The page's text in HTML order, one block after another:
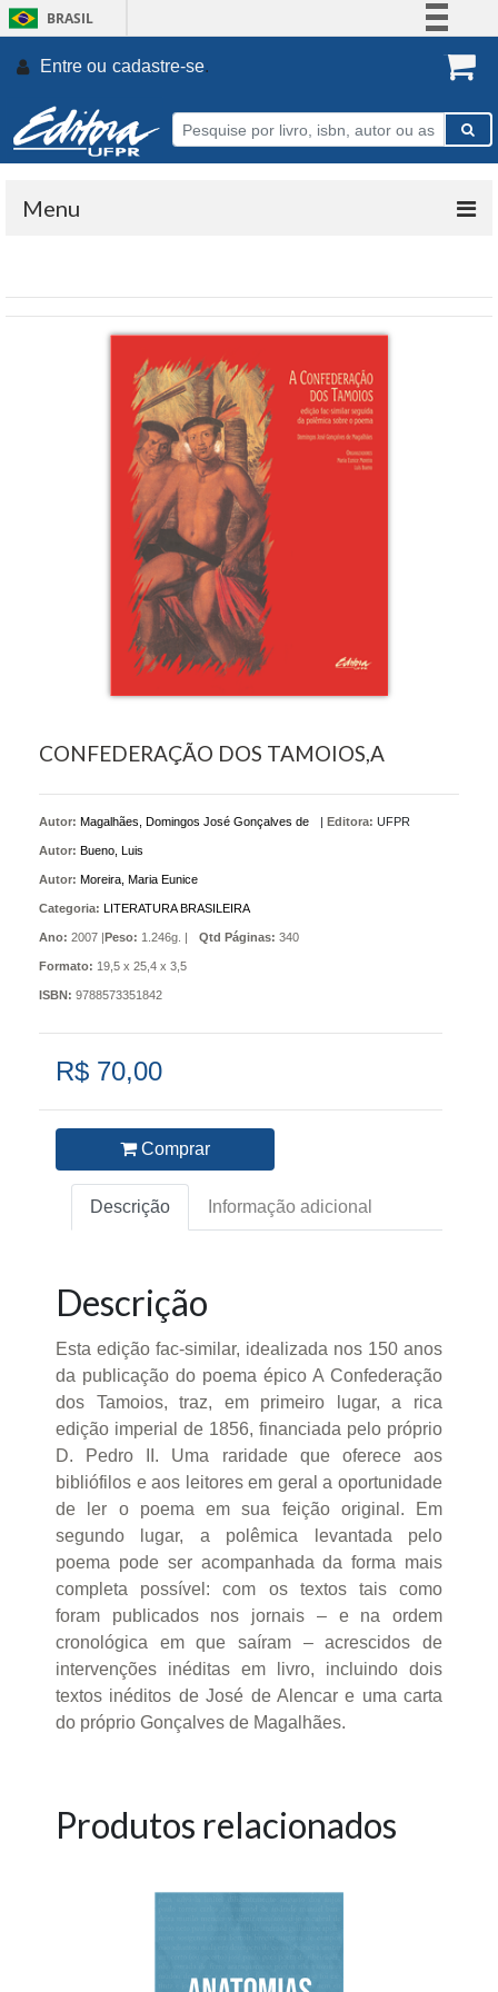
BRASIL
Participe
Entre ou cadastre-se.
Menu
CONFEDERAÇÃO DOS TAMOIOS,A
Autor: Magalhães, Domingos José Gonçalves de
Autor: Bueno, Luis
Autor: Moreira, Maria Eunice
Editora: UFPR
Categoria: LITERATURA BRASILEIRA
Ano: 2007 | Peso: 1.246g. | Qtd Páginas: 340
Formato: 19,5 x 25,4 x 3,5
ISBN: 9788573351842
R$ 70,00
Comprar
Descrição Informação adicional
Descrição
Esta edição fac-similar, idealizada nos 150 anos
da publicação do poema épico A Confederação
dos Tamoios, traz, em primeiro lugar, a rica
edição imperial de 1856, financiada pelo próprio
D. Pedro II. Uma raridade que oferece aos
bibliófilos e aos leitores em geral a oportunidade
de ler o poema em sua feição original. Em
segundo lugar, a polêmica levantada pelo
poema pode ser acompanhada da forma mais
completa possível: com os textos tais como
foram publicados nos jornais – e na ordem
cronológica em que saíram – acrescidos de
intervenções inéditas em livro, incluindo dois
textos inéditos de José de Alencar e uma carta
do próprio Gonçalves de Magalhães.
Produtos relacionados